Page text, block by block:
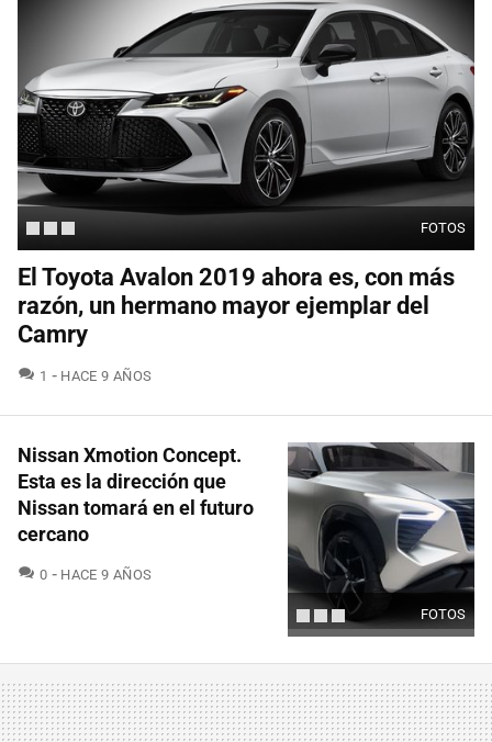
FOTOS
El Toyota Avalon 2019 ahora es, con más
razón, un hermano mayor ejemplar del
Camry
1 COMENTARIOS
HACE 9 AÑOS
FOTOS
Nissan Xmotion Concept.
Esta es la dirección que
Nissan tomará en el futuro
cercano
0 COMENTARIOS
HACE 9 AÑOS